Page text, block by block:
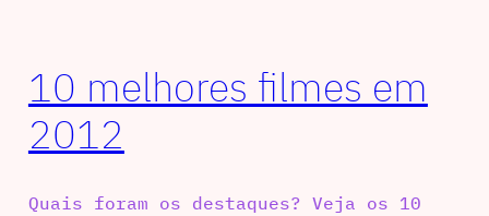
10 melhores filmes em
2012
Quais foram os destaques? Veja os 10